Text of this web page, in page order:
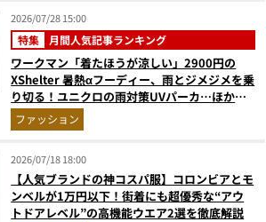
2026/07/28 15:00
特集 月間人気記事ランキング
ワークマン「着たほうが涼しい」2900円の
XShelter 暑熱αフーディー、雨とジメジメを乗
り切る！ユニクロの雨対策UVパーカ…ほか
【アウターの人気記事ランキングベスト3】
（2026年6月版）
ファッション
2026/07/18 18:00
【人気ブランドの神コスパ服】コロンビアとモ
ンベルが1万円以下！街着にも超優秀な“アウ
トドアレベル”の高機能ウエア2選を徹底解説